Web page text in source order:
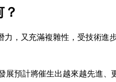
，又充滿複雜性，受技術
展預計將催生出越來越先進